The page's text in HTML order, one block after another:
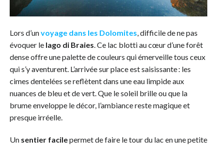
Lors d’unvoyage dans les Dolomites, difficile de ne pas
évoquer le lago di Braies. Ce lac blotti au cœur d’une forêt
dense offre une palette de couleurs qui émerveille tous ceux
qui s’y aventurent. L’arrivée sur place est saisissante : les
cimes dentelées se reflètent dans une eau limpide aux
nuances de bleu et de vert. Que le soleil brille ou que la
brume enveloppe le décor, l’ambiance reste magique et
presque irréelle.
Un sentier facilepermet de faire le tour du lac en une petite